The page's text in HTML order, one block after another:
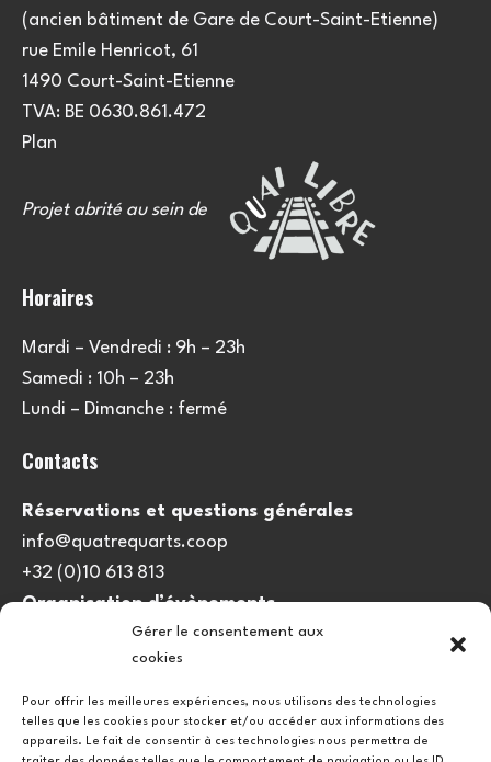
Gérer le consentement aux
cookies
Pour offrir les meilleures expériences, nous utilisons des technologies
telles que les cookies pour stocker et/ou accéder aux informations des
appareils. Le fait de consentir à ces technologies nous permettra de
(ancien bâtiment de Gare de Court-Saint-Etienne)
rue Emile Henricot, 61
1490 Court-Saint-Etienne
TVA: BE 0630.861.472
Plan
Projet abrité au sein de
Horaires
Mardi – Vendredi : 9h – 23h
Samedi : 10h – 23h
Lundi – Dimanche : fermé
Contacts
Réservations et questions générales
info@quatrequarts.coop
+32 (0)10 613 813
Organisation d’évènements
viedulieu@quatrequarts.coop
Politique de cookies (UE)